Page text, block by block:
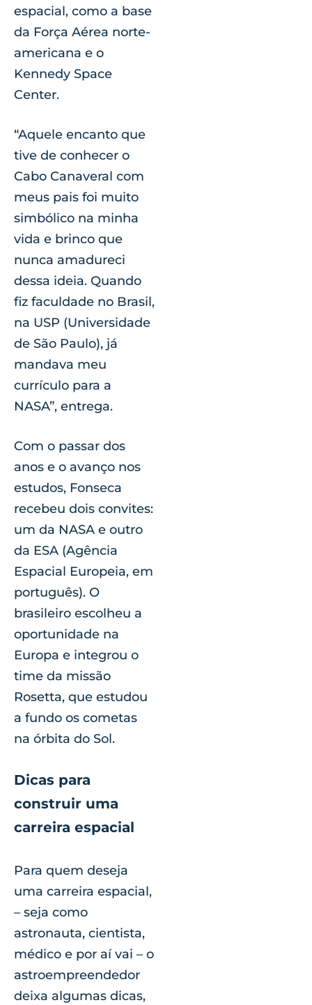
espacial, como a base
da Força Aérea norte-
americana e o
Kennedy Space
Center.
“Aquele encanto que
tive de conhecer o
Cabo Canaveral com
meus pais foi muito
simbólico na minha
vida e brinco que
nunca amadureci
dessa ideia. Quando
fiz faculdade no Brasil,
na USP (Universidade
de São Paulo), já
mandava meu
currículo para a
NASA”, entrega.
Com o passar dos
anos e o avanço nos
estudos, Fonseca
recebeu dois convites:
um da NASA e outro
da ESA (Agência
Espacial Europeia, em
português). O
brasileiro escolheu a
oportunidade na
Europa e integrou o
time da missão
Rosetta, que estudou
a fundo os cometas
na órbita do Sol.
Dicas para
construir uma
carreira espacial
Para quem deseja
uma carreira espacial,
– seja como
astronauta, cientista,
médico e por aí vai – o
astroempreendedor
deixa algumas dicas,